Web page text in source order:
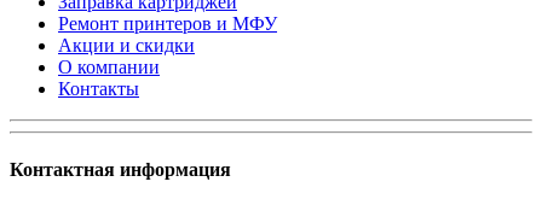
Ремонт принтеров и МФУ
Акции и скидки
О компании
Контакты
Контактная информация